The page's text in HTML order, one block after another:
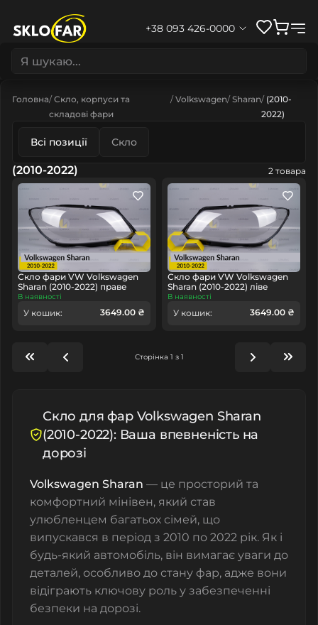
+38 093 426-0000
Головна Скло, корпуси та
складові фари
Volkswagen Sharan (2010-
2022)
Всі позиції Скло
(2010-2022) 2 товара
Скло фари VW Volkswagen
Sharan (2010-2022) праве
В наявності
У кошик: 3649.00 ₴
Скло фари VW Volkswagen
Sharan (2010-2022) ліве
В наявності
У кошик: 3649.00 ₴
Сторінка 1 з 1
Скло для фар Volkswagen Sharan
(2010-2022): Ваша впевненість на
дорозі
Volkswagen Sharan — це просторий та
комфортний мінівен, який став
улюбленцем багатьох сімей, що
випускався в період з 2010 по 2022 рік. Як і
будь-який автомобіль, він вимагає уваги до
деталей, особливо до стану фар, адже вони
відіграють ключову роль у забезпеченні
безпеки на дорозі.